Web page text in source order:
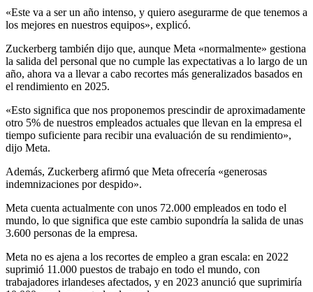
«Este va a ser un año intenso, y quiero asegurarme de que tenemos a
los mejores en nuestros equipos», explicó.
Zuckerberg también dijo que, aunque Meta «normalmente» gestiona
la salida del personal que no cumple las expectativas a lo largo de un
año, ahora va a llevar a cabo recortes más generalizados basados en
el rendimiento en 2025.
«Esto significa que nos proponemos prescindir de aproximadamente
otro 5% de nuestros empleados actuales que llevan en la empresa el
tiempo suficiente para recibir una evaluación de su rendimiento»,
dijo Meta.
Además, Zuckerberg afirmó que Meta ofrecería «generosas
indemnizaciones por despido».
Meta cuenta actualmente con unos 72.000 empleados en todo el
mundo, lo que significa que este cambio supondría la salida de unas
3.600 personas de la empresa.
Meta no es ajena a los recortes de empleo a gran escala: en 2022
suprimió 11.000 puestos de trabajo en todo el mundo, con
trabajadores irlandeses afectados, y en 2023 anunció que suprimiría